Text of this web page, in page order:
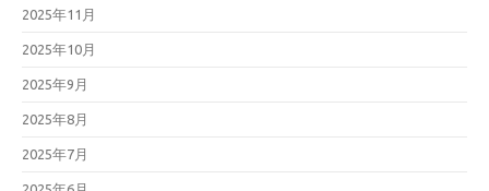
2025年11月
2025年10月
2025年9月
2025年8月
2025年7月